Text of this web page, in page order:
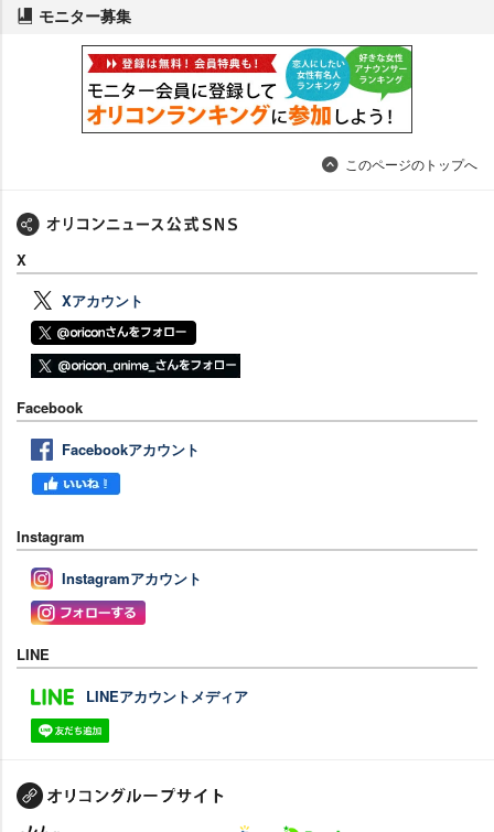
モニター募集
このページのトップへ
X
Xアカウント
Facebook
Facebookアカウント
Instagram
Instagramアカウント
LINE
LINEアカウントメディア